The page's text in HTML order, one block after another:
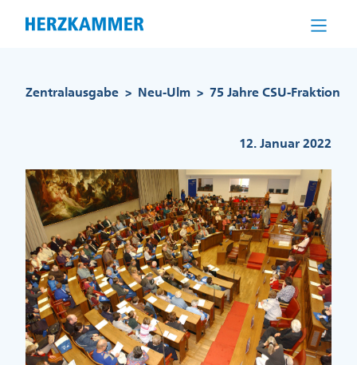
Zentralausgabe > Neu-Ulm > 75 Jahre CSU-Fraktion
12. Januar 2022